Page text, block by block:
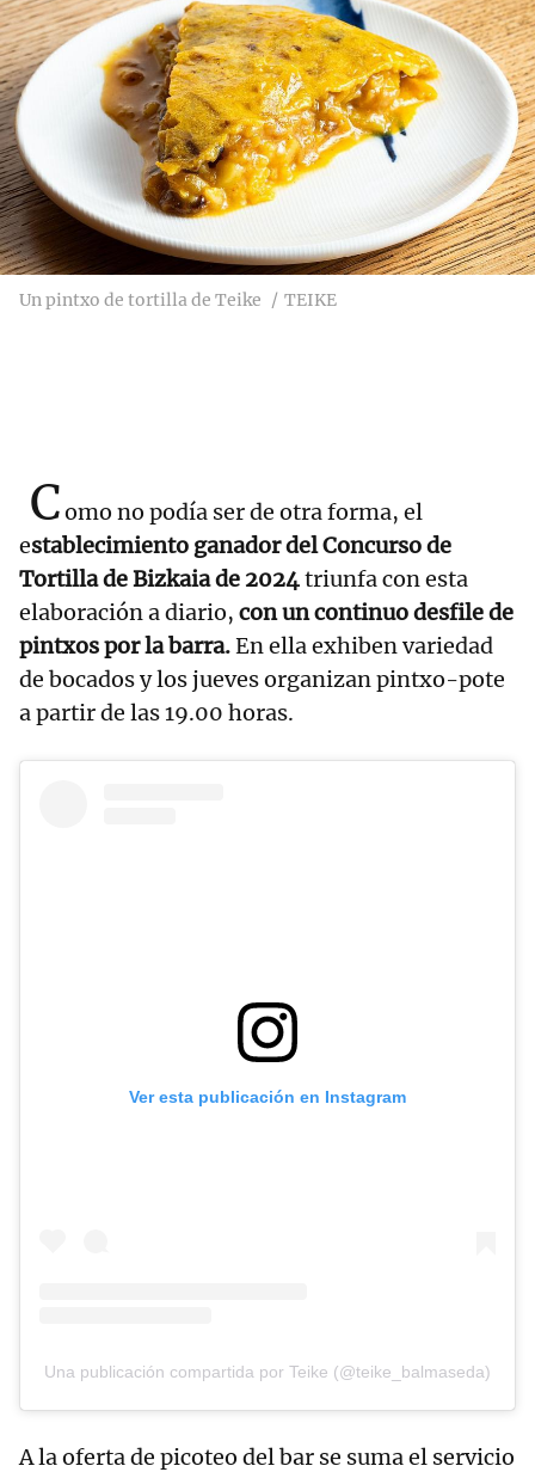
Un pintxo de tortilla de Teike TEIKE
Como no podía ser de otra forma, el
establecimiento ganador del Concurso de
Tortilla de Bizkaia de 2024triunfa con esta
elaboración a diario, con un continuo desfile de
pintxos por la barra.En ella exhiben variedad
de bocados y los jueves organizan pintxo-pote
a partir de las 19.00 horas.
Ver esta publicación en Instagram
Una publicación compartida por Teike (@teike_balmaseda)
A la oferta de picoteo del bar se suma el servicio